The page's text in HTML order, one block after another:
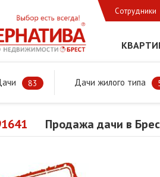
Сотрудники
83 Дачи жилого типа
Дачи, садовые домики и участки
Продажа дачи в